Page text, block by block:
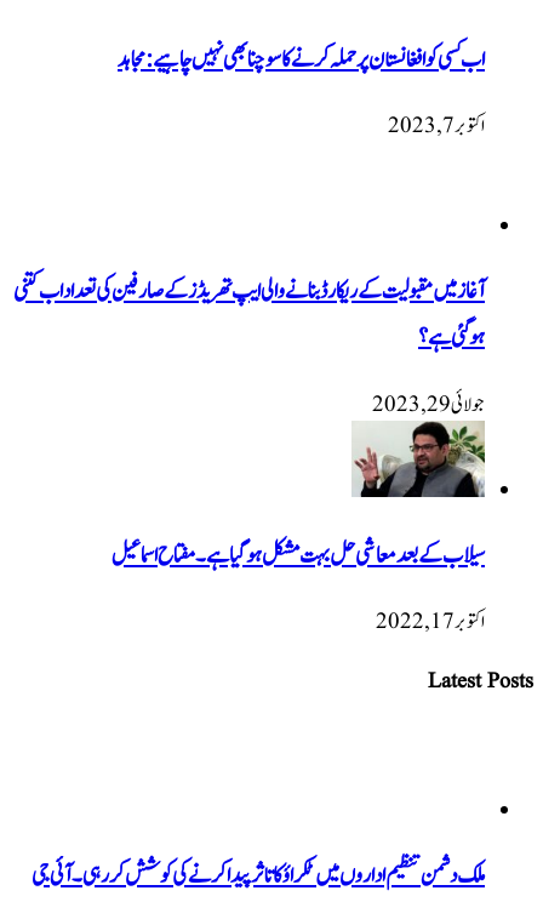
اب کسی کو افغانستان پر حملہ کرنے کا سوچنا بھی نہیں چاہیے: مجاہد
اکتوبر 7, 2023
آغاز میں مقبولیت کے ریکارڈ بنانے والی ایپ تھریڈز کے صارفین کی تعداد اب کتنی
ہوگئی ہے؟
جولائی 29, 2023
سیلاب کے بعد معاشی حل بہت مشکل ہوگیا ہے۔ مفتاح اسماعیل
اکتوبر 17, 2022
Latest Posts
ملک دشمن تنظیم اداروں میں ٹکراؤ کا تاثر پیدا کرنے کی کوشش کررہی۔ آئی جی